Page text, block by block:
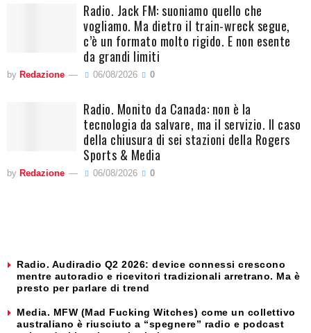
Radio. Jack FM: suoniamo quello che
vogliamo. Ma dietro il train-wreck segue,
c’è un formato molto rigido. E non esente
da grandi limiti
by Redazione 06/08/2026 0
Radio. Monito da Canada: non è la
tecnologia da salvare, ma il servizio. Il caso
della chiusura di sei stazioni della Rogers
Sports & Media
by Redazione 06/08/2026 0
Radio. Audiradio Q2 2026: device connessi crescono
mentre autoradio e ricevitori tradizionali arretrano. Ma è
presto per parlare di trend
Media. MFW (Mad Fucking Witches) come un collettivo
australiano è riusciuto a “spegnere” radio e podcast